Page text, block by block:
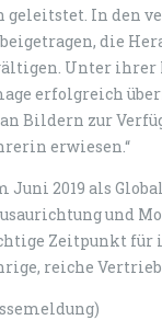
In den
die
Unter ihrer
erfolgreich
Bildern zur
erwiesen.“
2019 als
und
Zeitpunkt für
reiche